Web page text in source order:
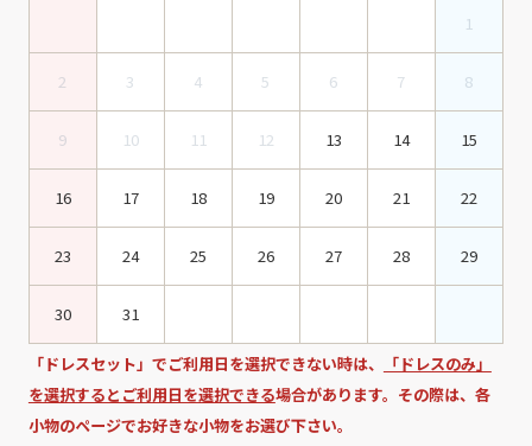
1
2 3 4 5 6 7 8
9 10 11 12 13 14 15
16 17 18 19 20 21 22
23 24 25 26 27 28 29
30 31
「ドレスセット」でご利用日を選択できない時は、
「ドレスのみ」
を選択するとご利用日を選択できる場合があります。その際は、各
小物のページでお好きな小物をお選び下さい。